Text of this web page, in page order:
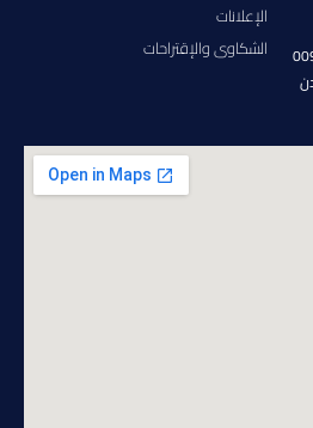
الإعلانات
الشكاوى والإقتراحات